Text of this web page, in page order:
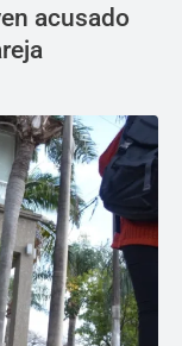
acusado